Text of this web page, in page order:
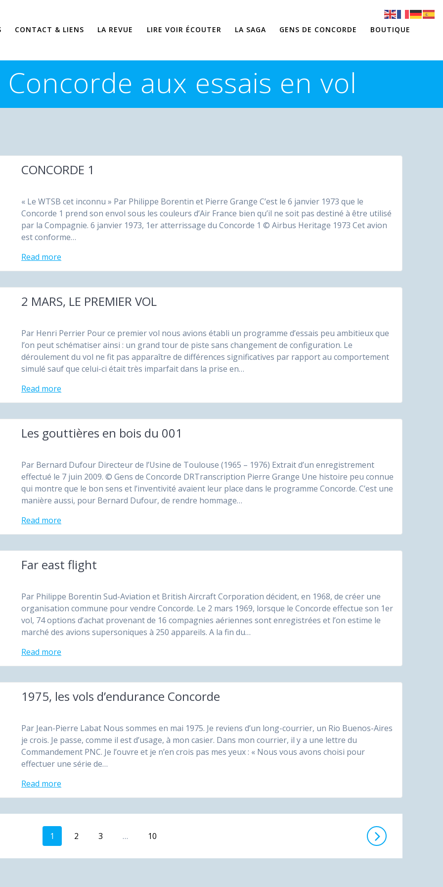
CONTACT & LIENS LA REVUE LIRE VOIR ÉCOUTER LA SAGA GENS DE CONCORDE BOUTIQUE
Concorde aux essais en vol
CONCORDE 1
« Le WTSB cet inconnu » Par Philippe Borentin et Pierre Grange C’est le 6 janvier 1973 que le
Concorde 1 prend son envol sous les couleurs d’Air France bien qu’il ne soit pas destiné à être utilisé
par la Compagnie. 6 janvier 1973, 1er atterrissage du Concorde 1 © Airbus Heritage 1973 Cet avion
est conforme…
Read more
2 MARS, LE PREMIER VOL
Par Henri Perrier Pour ce premier vol nous avions établi un programme d’essais peu ambitieux que
l’on peut schématiser ainsi : un grand tour de piste sans changement de configuration. Le
déroulement du vol ne fit pas apparaître de différences significatives par rapport au comportement
simulé sauf que celui-ci était très imparfait dans la prise en…
Read more
Les gouttières en bois du 001
Par Bernard Dufour Directeur de l’Usine de Toulouse (1965 – 1976) Extrait d’un enregistrement
effectué le 7 juin 2009. © Gens de Concorde DRTranscription Pierre Grange Une histoire peu connue
qui montre que le bon sens et l’inventivité avaient leur place dans le programme Concorde. C’est une
manière aussi, pour Bernard Dufour, de rendre hommage…
Read more
Far east flight
Par Philippe Borentin Sud-Aviation et British Aircraft Corporation décident, en 1968, de créer une
organisation commune pour vendre Concorde. Le 2 mars 1969, lorsque le Concorde effectue son 1er
vol, 74 options d’achat provenant de 16 compagnies aériennes sont enregistrées et l’on estime le
marché des avions supersoniques à 250 appareils. A la fin du…
Read more
1975, les vols d’endurance Concorde
Par Jean-Pierre Labat Nous sommes en mai 1975. Je reviens d’un long-courrier, un Rio Buenos-Aires
je crois. Je passe, comme il est d’usage, à mon casier. Dans mon courrier, il y a une lettre du
Commandement PNC. Je l’ouvre et je n’en crois pas mes yeux : « Nous vous avons choisi pour
effectuer une série de…
Read more
Page
1 Page
2 Page
3 … Page
10